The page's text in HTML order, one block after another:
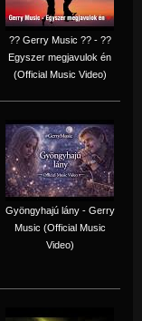
?? Gerry Music ?? - ??
Egyszer megjavulok én
(Official Music Video)
Gyöngyhajú lány - Gerry
Music (Official Music
Video)